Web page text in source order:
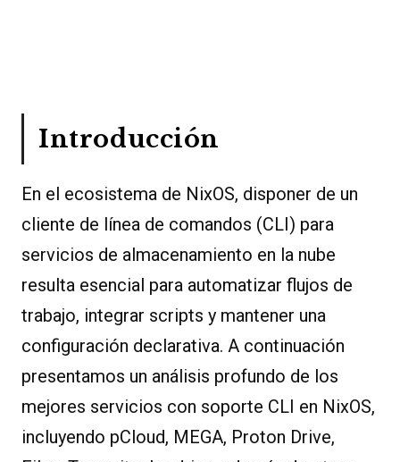
Introducción
En el ecosistema de NixOS, disponer de un
cliente de línea de comandos (CLI) para
servicios de almacenamiento en la nube
resulta esencial para automatizar flujos de
trabajo, integrar scripts y mantener una
configuración declarativa. A continuación
presentamos un análisis profundo de los
mejores servicios con soporte CLI en NixOS,
incluyendo pCloud, MEGA, Proton Drive,